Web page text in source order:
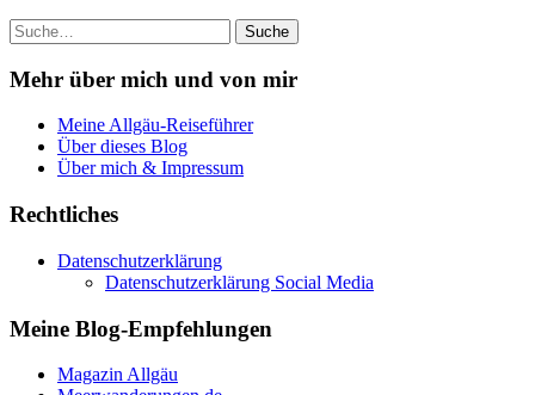
Suche
Mehr über mich und von mir
Meine Allgäu-Reiseführer
Über dieses Blog
Über mich & Impressum
Rechtliches
Datenschutzerklärung
Datenschutzerklärung Social Media
Meine Blog-Empfehlungen
Magazin Allgäu